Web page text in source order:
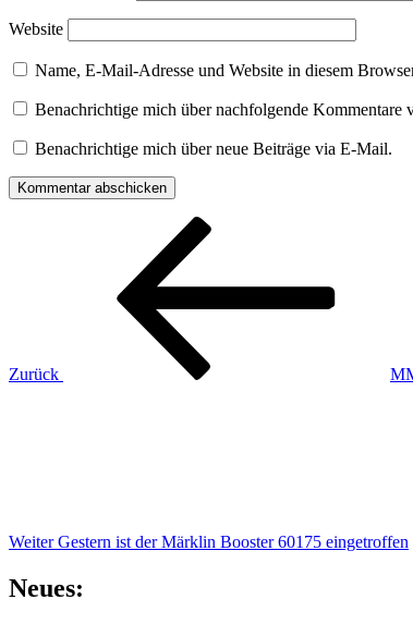
Website
Name, E-Mail-Adresse und Website in diesem
Benachrichtige mich über nachfolgende Kommentare
Benachrichtige mich über neue Beiträge via E-Mail.
Beitragsnavigation
Zurück
Weiter Gestern ist der Märklin Booster 60175 eingetroffen
Neues: